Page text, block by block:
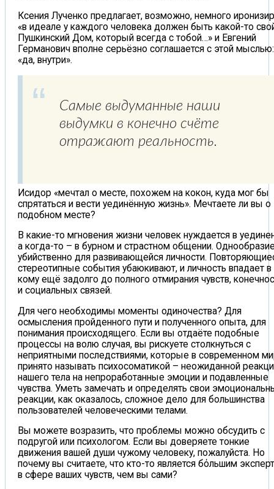
Ксения Лученко предлагает, возможно, немного
«в идеале у каждого человека должен быть какой-то
Пушкинский Дом, который всегда с тобой…» и Евгений
Германович вполне серьёзно соглашается с этой мыслью:
«да, внутри».
Самые выдуманные наши
выдумки в конечно счёте
отражают реальность.
Исидор «мечтал о месте, похожем на кокон, куда мог бы
спрятаться и вести уединённую жизнь». Мечтаете ли вы о
подобном месте?
В какие-то мгновения жизни человек нуждается в
а когда-то – в бурном и страстном общении.
убийственно для развивающейся личности.
стереотипные события убаюкивают, и личность впадает в
кому ещё задолго до полного отмирания чувств,
и социальных связей.
Для чего необходимы моменты одиночества? Для
осмысления пройденного пути и полученного опыта, для
понимания происходящего. Если вы отдаёте подобные
процессы на волю случая, вы рискуете столкнуться с
неприятными последствиями, которые в современном
принято называть психосоматикой – неожиданной
нашего тела на непроработанные эмоции и подавленные
чувства. Уметь замечать и определять свои
реакции, как оказалось, сложное дело для большинства
пользователей человеческими телами.
Вы можете возразить, что проблемы можно обсудить с
подругой или психологом. Если вы доверяете тонкие
движения вашей души чужому человеку, пожалуйста. Но
почему вы считаете, что кто-то является бόльшим
в сфере ваших чувств, чем вы сами?